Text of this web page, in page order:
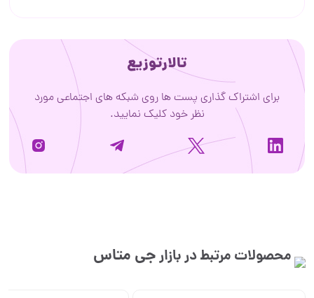
تالارتوزیع
برای اشتراک گذاری پست ها روی شبکه های اجتماعی مورد
نظر خود کلیک نمایید.
محصولات مرتبط در بازارجی متاس